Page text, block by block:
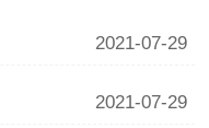
2021-07-29
2021-07-29